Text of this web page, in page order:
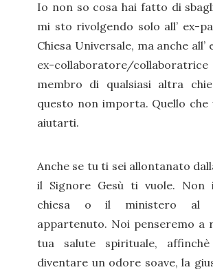
Io non so cosa hai fatto di
mi sto rivolgendo solo all’ ex-
Chiesa Universale, ma anche all’
ex-collaboratore/
membro di qualsiasi altra
questo non importa. Quello che
aiutarti.
Anche se tu ti sei allontanato
il Signore Gesù ti vuole. Non
chiesa o il ministero al
appartenuto. Noi penseremo a
tua salute spirituale,
diventare un odore soave, la